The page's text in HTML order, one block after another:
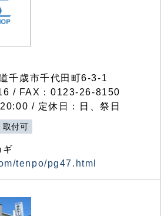
千歳市千代田町6-3-1
/ FAX：0123-26-8150
/ 定休日：日、祭日
取付可
tenpo/pg47.html